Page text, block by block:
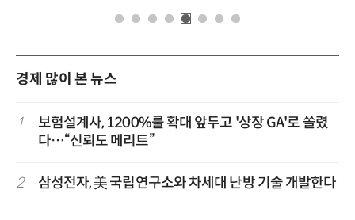
경제 많이 본 뉴스
1
보험설계사, 1200%룰 확대 앞두고 '상장 GA'로 쏠렸
다…“신뢰도 메리트”
2 삼성전자, 美 국립연구소와 차세대 난방 기술 개발한다